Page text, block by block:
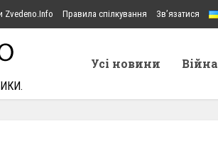
Zvedeno.Info Правила спілкування Зв’язатися
Усі новини Війна